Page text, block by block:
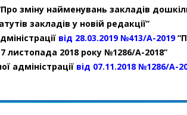
зміну найменувань закладів
закладів у новій редакції”
від 28.03.2019 №413/А-2019
листопада 2018 року №1286/А-2018”
адміністрації від 07.11.2018 №1286/А-